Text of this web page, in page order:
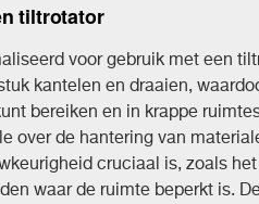
tiltrotator
voor gebruik met een
kantelen en draaien,
bereiken en in krappe
over de hantering van
cruciaal is, zoals
waar de ruimte beperkt is.